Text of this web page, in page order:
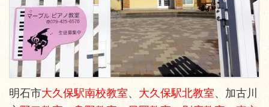
明石市大久保駅南校教室、 大久保駅北教室、加古川